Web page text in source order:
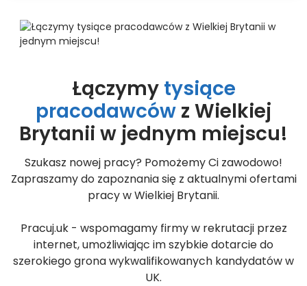
Łączymy tysiące
pracodawców z Wielkiej
Brytanii w jednym miejscu!
Szukasz nowej pracy? Pomożemy Ci zawodowo!
Zapraszamy do zapoznania się z aktualnymi ofertami
pracy w Wielkiej Brytanii.
Pracuj.uk - wspomagamy firmy w rekrutacji przez
internet, umożliwiając im szybkie dotarcie do
szerokiego grona wykwalifikowanych kandydatów w
UK.